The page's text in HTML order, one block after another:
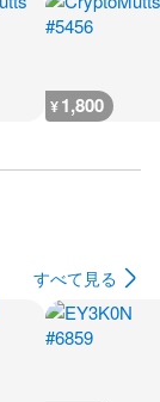
¥1,800
すべて見る